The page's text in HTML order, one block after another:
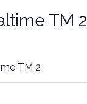
TM 2
TM 2